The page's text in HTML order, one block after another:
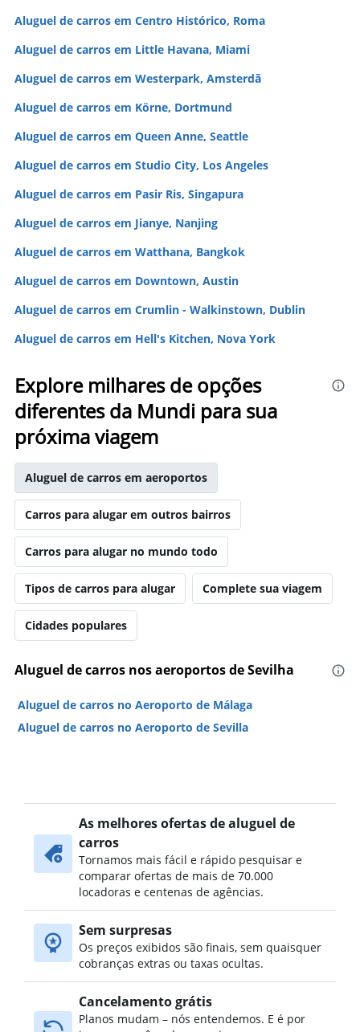
Aluguel de carros em Centro Histórico, Roma
Aluguel de carros em Little Havana, Miami
Aluguel de carros em Westerpark, Amsterdã
Aluguel de carros em Körne, Dortmund
Aluguel de carros em Queen Anne, Seattle
Aluguel de carros em Studio City, Los Angeles
Aluguel de carros em Pasir Ris, Singapura
Aluguel de carros em Jianye, Nanjing
Aluguel de carros em Watthana, Bangkok
Aluguel de carros em Downtown, Austin
Aluguel de carros em Crumlin - Walkinstown, Dublin
Aluguel de carros em Hell's Kitchen, Nova York
Explore milhares de opções
diferentes da Mundi para sua
próxima viagem
Aluguel de carros em aeroportos
Carros para alugar em outros bairros
Carros para alugar no mundo todo
Tipos de carros para alugar Complete sua viagem
Cidades populares
Aluguel de carros nos aeroportos de Sevilha
Aluguel de carros no Aeroporto de Málaga
Aluguel de carros no Aeroporto de Sevilla
As melhores ofertas de aluguel de
carros
Tornamos mais fácil e rápido pesquisar e
comparar ofertas de mais de 70.000
locadoras e centenas de agências.
Sem surpresas
Os preços exibidos são finais, sem quaisquer
cobranças extras ou taxas ocultas.
Cancelamento grátis
Planos mudam – nós entendemos. E é por